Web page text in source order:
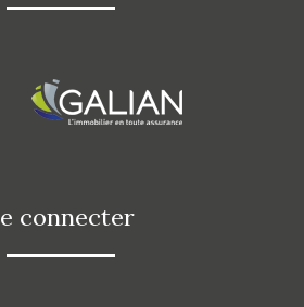
se connecter